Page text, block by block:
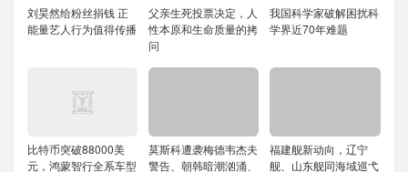
刘昊然给粉丝捐钱 正
能量艺人行为值得传播
父亲生死投票决定，人
性本原和生命质量的拷
问
我国科学家破解困扰科
学界近70年难题
比特币突破88000美
元，鸿蒙智行全系车型
莫斯科遭袭梅德韦杰夫
警告、朝韩暗潮汹涌、
福建舰新动向，辽宁
舰、山东舰同海域巡弋